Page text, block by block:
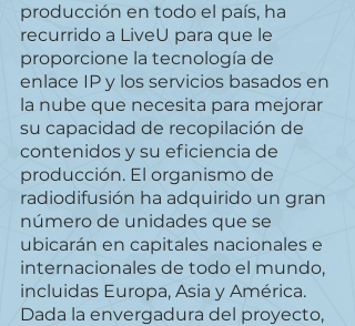
producción en todo el país, ha
recurrido a LiveU para que le
proporcione la tecnología de
enlace IP y los servicios basados en
la nube que necesita para mejorar
su capacidad de recopilación de
contenidos y su eficiencia de
producción. El organismo de
radiodifusión ha adquirido un gran
número de unidades que se
ubicarán en capitales nacionales e
internacionales de todo el mundo,
incluidas Europa, Asia y América.
Dada la envergadura del proyecto,